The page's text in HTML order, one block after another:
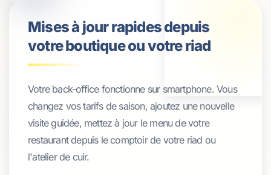
Mises à jour rapides depuis
votre boutique ou votre riad
Votre back-office fonctionne sur smartphone. Vous
changez vos tarifs de saison, ajoutez une nouvelle
visite guidée, mettez à jour le menu de votre
restaurant depuis le comptoir de votre riad ou
l'atelier de cuir.